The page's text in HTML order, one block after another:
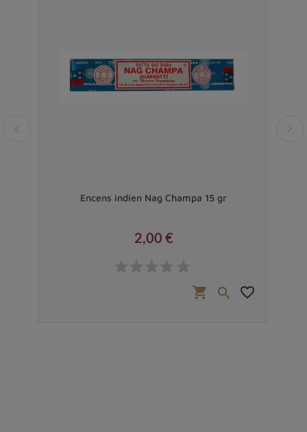
Encens indien Nag Champa 15 gr
2,00 €
shopping_cart  favorite_border